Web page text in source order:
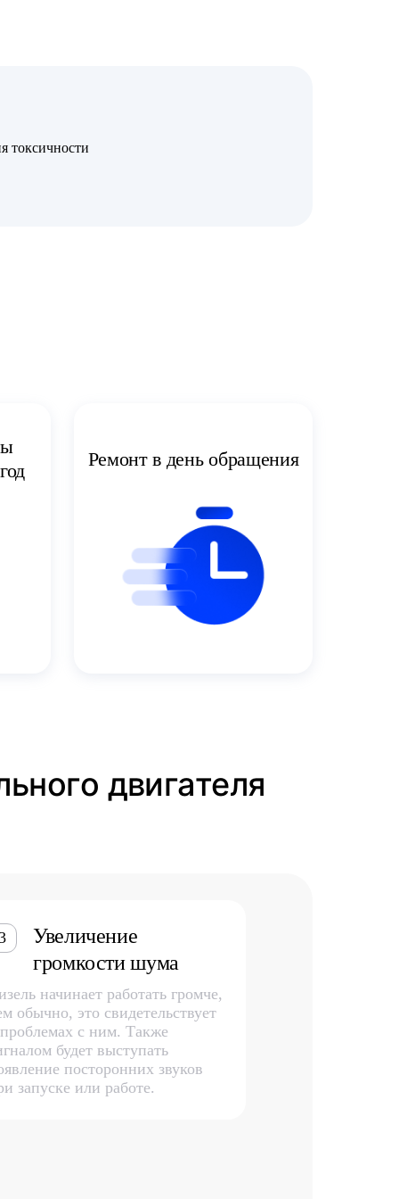
токсичности
Ремонт в день обращения
двигателя
Увеличение
громкости шума
начинает работать громче,
обычно, это свидетельствует
с ним. Также
будет выступать
посторонних звуков
запуске или работе.